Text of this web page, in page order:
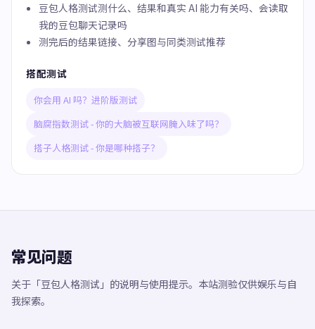
豆包人格测试测什么、结果和真实 AI 能力有关吗、会读取
我的豆包聊天记录吗
测完后的结果链接、分享图与同类测试推荐
搭配测试
你会用 AI 吗？进阶版测试
脑腐指数测试 - 你的大脑被互联网腌入味了吗？
搭子人格测试 - 你是哪种搭子？
常见问题
关于「豆包人格测试」的说明与使用提示。本站测验仅供娱乐与自
我探索。